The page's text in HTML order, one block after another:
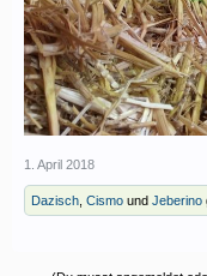
1. April 2018
Dazisch Cismo und Jeberino